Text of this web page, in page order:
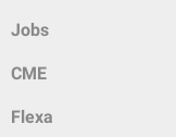
Jobs
CME
Flexa